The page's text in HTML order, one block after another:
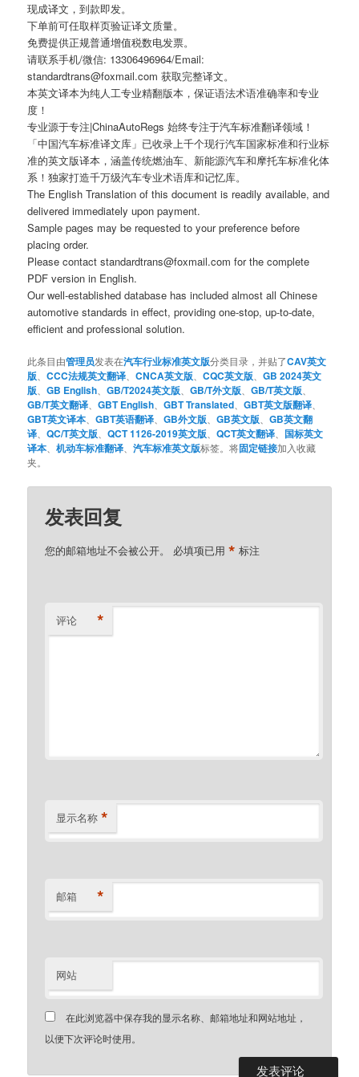
现成译文，到款即发。
下单前可任取样页验证译文质量。
免费提供正规普通增值税数电发票。
请联系手机/微信: 13306496964/Email:
standardtrans@foxmail.com 获取完整译文。
本英文译本为纯人工专业精翻版本，保证语法术语准确率和专业
度！
专业源于专注|ChinaAutoRegs 始终专注于汽车标准翻译领域！
「中国汽车标准译文库」已收录上千个现行汽车国家标准和行业标
准的英文版译本，涵盖传统燃油车、新能源汽车和摩托车标准化体
系！独家打造千万级汽车专业术语库和记忆库。
The English Translation of this document is readily available, and
delivered immediately upon payment.
Sample pages may be requested to your preference before
placing order.
Please contact standardtrans@foxmail.com for the complete
PDF version in English.
Our well-established database has included almost all Chinese
automotive standards in effect, providing one-stop, up-to-date,
efficient and professional solution.
此条目由管理员发表在汽车行业标准英文版分类目录，并贴了CAV英文
版 、CCC法规英文翻译 、CNCA英文版 、CQC英文版 、GB 2024英文
版 、GB English 、GB/T2024英文版 、GB/T外文版 、GB/T英文版
GB/T英文翻译 、GBT English 、GBT Translated 、GBT英文版翻译
GBT英文译本 、GBT英语翻译 、GB外文版 、GB英文版 、GB英文翻
译 、QC/T英文版 、QCT 1126-2019英文版 、QCT英文翻译
国标英文
译本 、机动车标准翻译 、汽车标准英文版标签。将固定链接加入收藏
夹。
发表回复
您的邮箱地址不会被公开。 必填项已用* 标注
评论 *
显示名称 *
邮箱 *
网站
在此浏览器中保存我的显示名称、邮箱地址和网站地址，
以便下次评论时使用。